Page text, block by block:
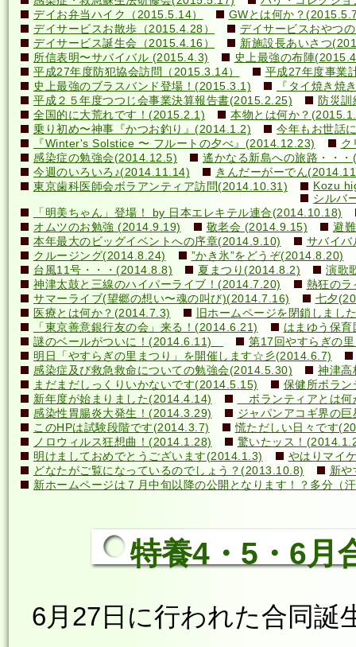
デイお弁当ハイク（2015.5.14）
GWとは何か？
デイサービスお散歩（2015.4.28）
デイサービスおやつ
デイサービス誕生会（2015.4.16）
新施設長あいさつ
所信表明〜サバイバル (2015.4.3)
史上最強の布陣
平成27年度防犯協会訪問（2015.3.14）
平成27年度事業
史上最強のブラスバンド登場！(2015.3.1)
『タイ焼き焼
平成２５年度つつじ会事業決算報告書(2015.2.25)
防災
全国的に大荒れです！(2015.2.1)
本物とは何か？
乗り初め〜神事『かつお釣り』(2014.1.2)
今年もお世話
『Winter's Solstice 〜 フルートの夕べ』(2014.12.23)
ク
感染症の勉強会(2014.12.5)
遙かなる新島への旅路・・
今週のいろいろ♪(2014.11.14)
きんだーがーでん
東京歯科医師会ボラアンティア訪問(2014.10.31)
Kozu
シルバ
「明美ちゃん」登場！ by 日本エレキテル連合(2014.10.18)
オムツのお勉強 (2014.9.19)
敬老会 (2014.9.15)
避
本年最大のビッグイベントへの序章(2014.9.10)
サバイ
クルージング(2014.8.24)
”かき氷”をどうぞ(2014.8.20)
台風11号・・・(2014.8.8)
夏まつり(2014.8.2)
演歌
神津太鼓と三線のハイパーライブ！(2014.7.20)
熱狂の
サマーライブ(望郷の想い〜魂の叫び)(2014.7.16)
七夕
医療とは何か？(2014.7.3)
旧ホームページを閉鎖しまし
「東京善意銀行友の会」来る！(2014.6.21)
はまゆう保
謎のベールがついに！(2014.6.11)
第17回やすらぎの
明日「やすらぎの里まつり」を開催します☆彡(2014.6.7)
感染症及び救急救命についての勉強会(2014.5.30)
神津高
まだまだしっくりいかないです(2014.5.15)
保健所ボラ
新年度が始まりました(2014.4.14)
ボランティアとは
感染性胃腸炎大発生！(2014.3.29)
ジャパンアコギ界の
このHPは試験段階です(2014.3.7)
慌ただしい日々です
ノロウィルス狂想曲！(2014.1.28)
驚いたッス！
明けましておめでとうございます(2014.1.3)
やはりマイ
どなたがご覧になっているのでしょう？(2013.10.8)
新や
新ホームページは７月中旬以降の公開となります！？多分
特養4・5・6月
6月27日に行われた合同誕